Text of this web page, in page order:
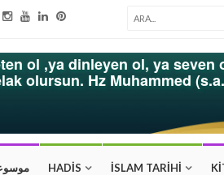
ol ,ya dinleyen ol, ya seven
olursun. Hz Muhammed
HADİS İSLAM TARİHİ